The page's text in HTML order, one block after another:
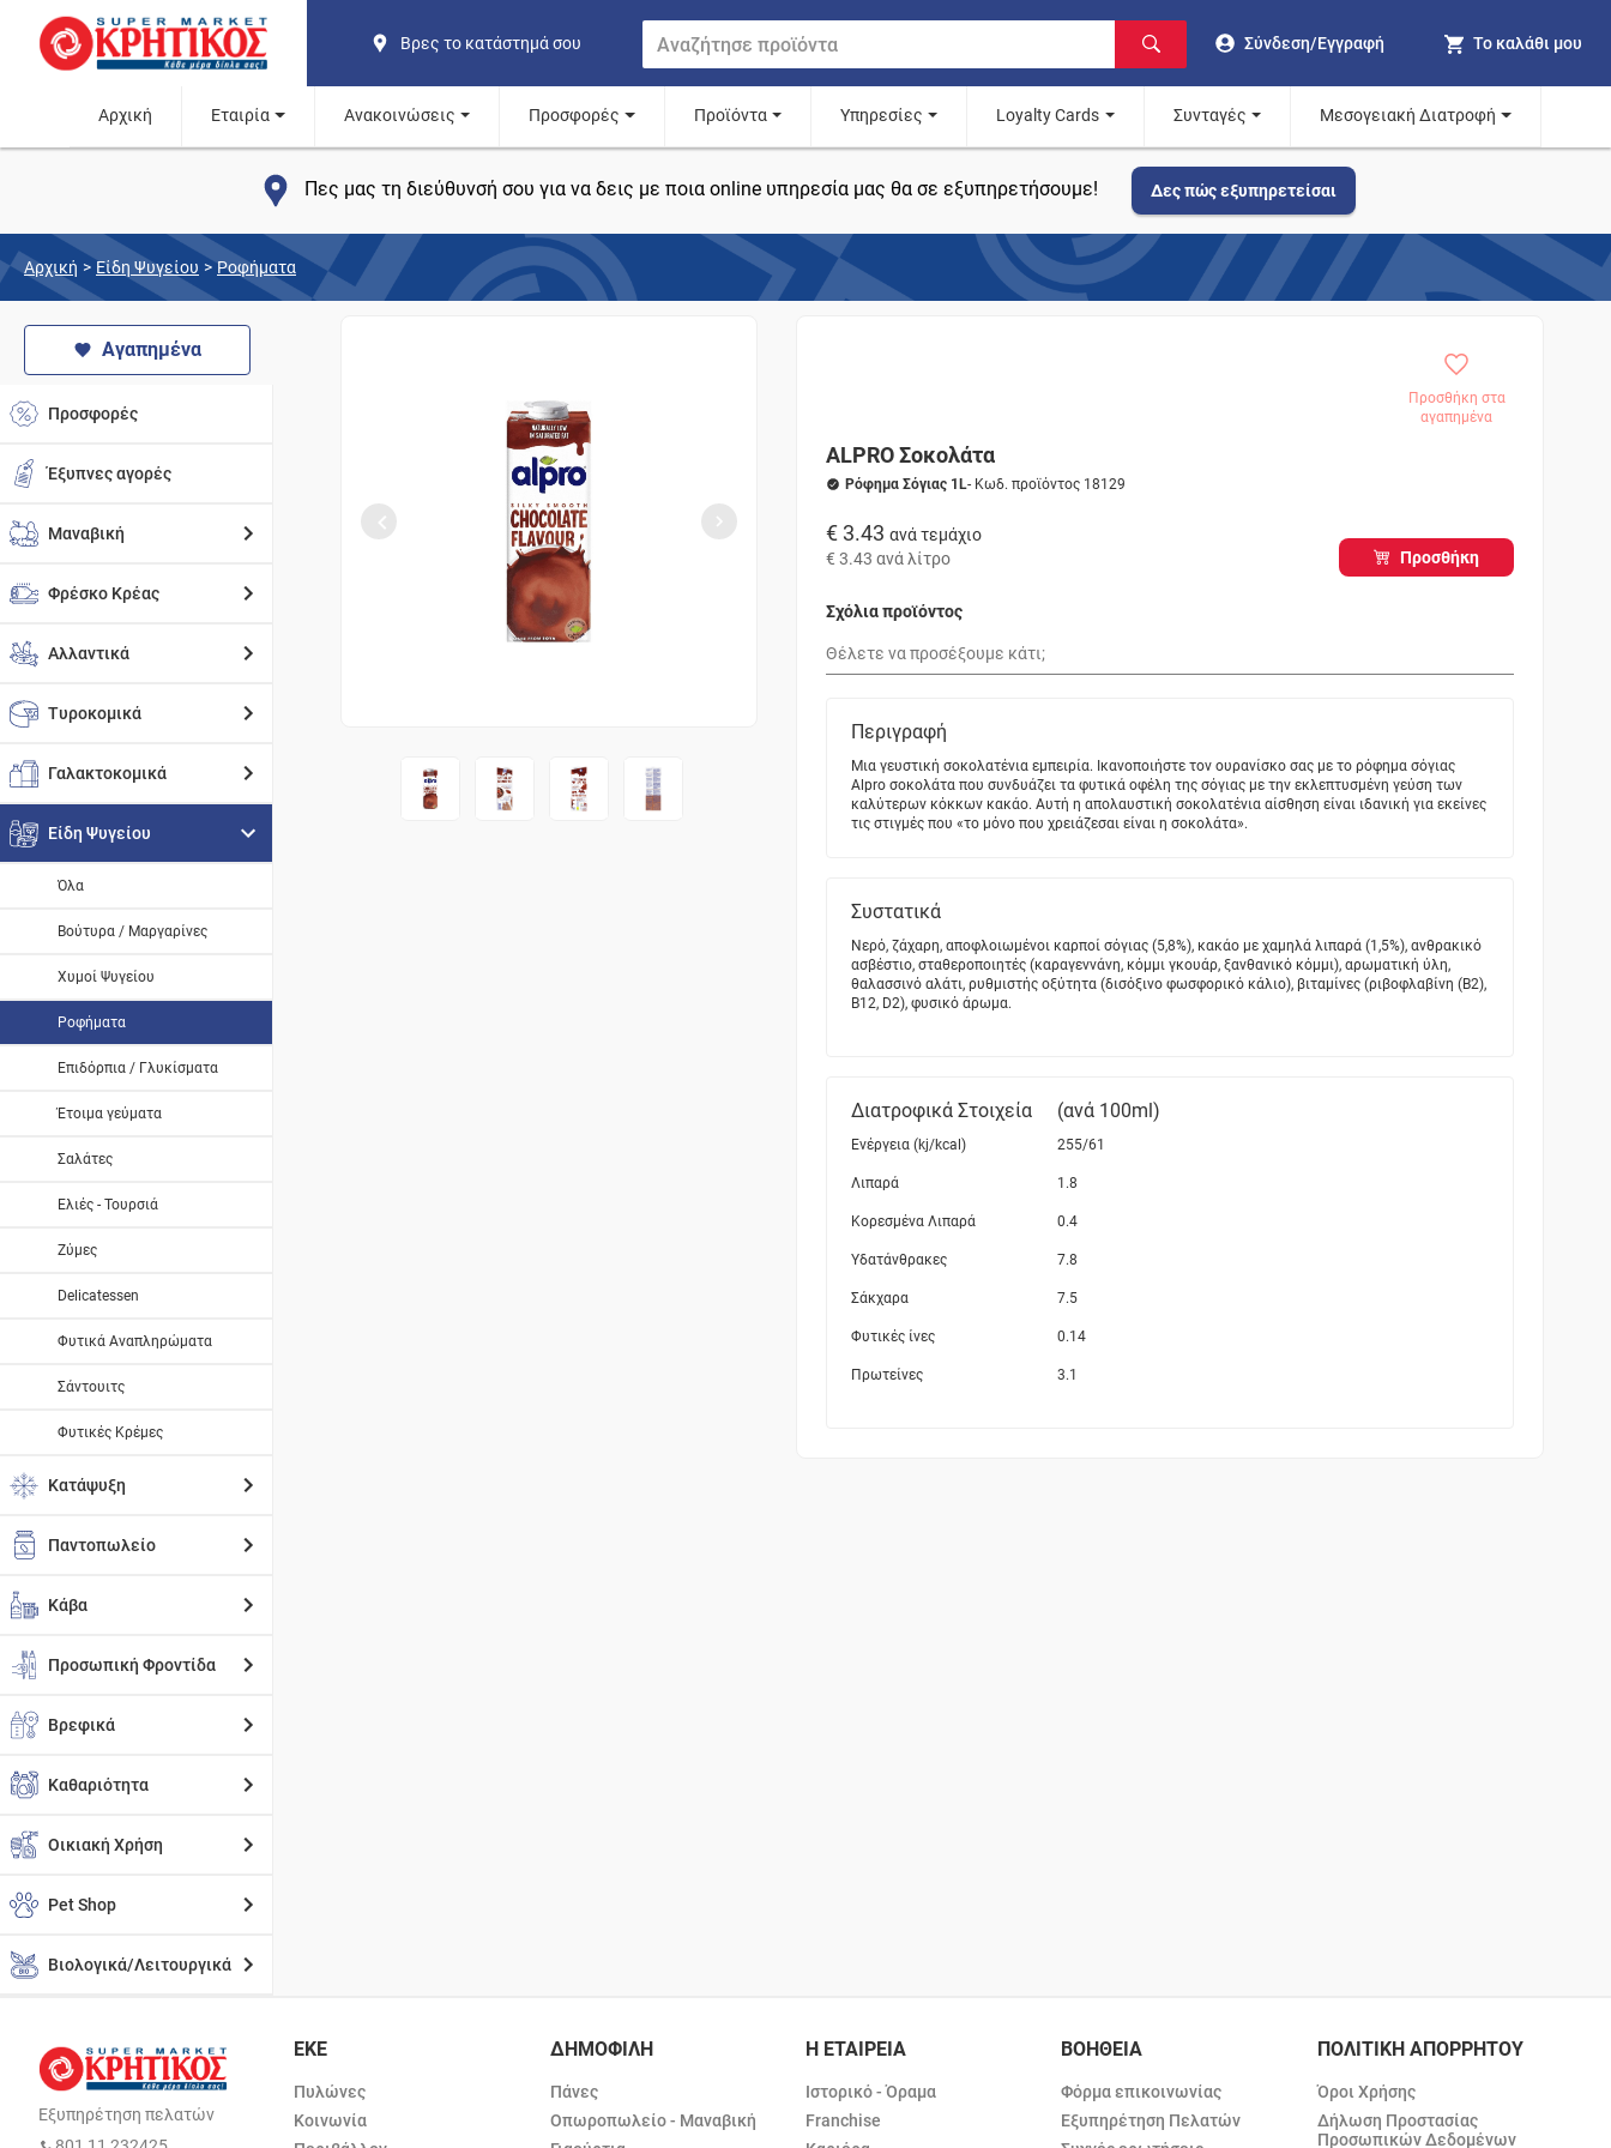
Βρες το κατάστημά σου Σύνδεση/Εγγραφή Το καλάθι μου
Αρχική Εταιρία Ανακοινώσεις Προσφορές Προϊόντα Υπηρεσίες Loyalty Cards Συνταγές Μεσογειακή Διατροφή
Πες μας τη διεύθυνσή σου για να δεις με ποια online υπηρεσία μας θα σε εξυπηρετήσουμε! Δες πώς εξυπηρετείσαι
Αρχική > Είδη Ψυγείου > Ροφήματα
Αγαπημένα
Προσφορές
Έξυπνες αγορές
Μαναβική
Φρέσκο Κρέας
Αλλαντικά
Τυροκομικά
Γαλακτοκομικά
Είδη Ψυγείου
Όλα
Βούτυρα / Μαργαρίνες
Χυμοί Ψυγείου
Ροφήματα
Επιδόρπια / Γλυκίσματα
Έτοιμα γεύματα
Σαλάτες
Ελιές - Τουρσιά
Ζύμες
Delicatessen
Φυτικά Αναπληρώματα
Σάντουιτς
Φυτικές Κρέμες
Κατάψυξη
Παντοπωλείο
Κάβα
Προσωπική Φροντίδα
Βρεφικά
Καθαριότητα
Οικιακή Χρήση
Pet Shop
Βιολογικά/Λειτουργικά
Προσθήκη στα
αγαπημένα
ALPRO Σοκολάτα
Ρόφημα Σόγιας 1L- Κωδ. προϊόντος 18129
€ 3.43 ανά τεμάχιο
€ 3.43 ανά λίτρο Προσθήκη
Σχόλια προϊόντος
Περιγραφή
Μια γευστική σοκολατένια εμπειρία. Ικανοποιήστε τον ουρανίσκο σας με το ρόφημα σόγιας
Alpro σοκολάτα που συνδυάζει τα φυτικά οφέλη της σόγιας με την εκλεπτυσμένη γεύση των
καλύτερων κόκκων κακάο. Αυτή η απολαυστική σοκολατένια αίσθηση είναι ιδανική για εκείνες
τις στιγμές που «το μόνο που χρειάζεσαι είναι η σοκολάτα».
Συστατικά
Nερό, ζάχαρη, αποφλοιωμένοι καρποί σόγιας (5,8%), κακάο με χαμηλά λιπαρά (1,5%), ανθρακικό
ασβέστιο, σταθεροποιητές (καραγεννάνη, κόμμι γκουάρ, ξανθανικό κόμμι), αρωματική ύλη,
θαλασσινό αλάτι, ρυθμιστής οξύτητα (δισόξινο φωσφορικό κάλιο), βιταμίνες (ριβοφλαβίνη (B2),
B12, D2), φυσικό άρωμα.
Διατροφικά Στοιχεία (ανά 100ml)
Ενέργεια (kj/kcal) 255/61
Λιπαρά 1.8
Κορεσμένα Λιπαρά 0.4
Υδατάνθρακες 7.8
Σάκχαρα 7.5
Φυτικές ίνες 0.14
Πρωτείνες 3.1
Εξυπηρέτηση πελατών
ΕΚΕ
Πυλώνες
Κοινωνία
ΔΗΜΟΦΙΛΗ
Πάνες
Οπωροπωλείο - Μαναβική
Η ΕΤΑΙΡΕΙΑ
Ιστορικό - Όραμα
Franchise
ΒΟΗΘΕΙΑ
Φόρμα επικοινωνίας
Εξυπηρέτηση Πελατών
ΠΟΛΙΤΙΚΗ ΑΠΟΡΡΗΤΟΥ
Όροι Χρήσης
Δήλωση Προστασίας
Προσωπικών Δεδομένων